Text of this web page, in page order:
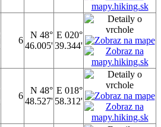
6
N 48°
46.005'
E 020°
39.344'
6
N 48°
48.527'
E 018°
58.312'